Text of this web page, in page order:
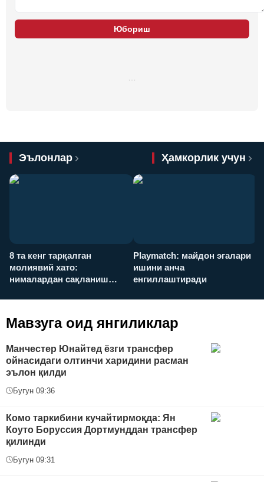
Юбориш
Эълонлар Ҳамкорлик учун
8 та кенг тарқалган
молиявий хато:
нималардан сақланиш
Playmatch: майдон эгалари
ишини анча
енгиллаштиради
Мавзуга оид янгиликлар
Манчестер Юнайтед ёзги трансфер
ойнасидаги олтинчи харидини расман
эълон қилди
Бугун 09:36
Комо таркибини кучайтирмоқда: Ян
Коуто Боруссия Дортмунддан трансфер
қилинди
Бугун 09:31